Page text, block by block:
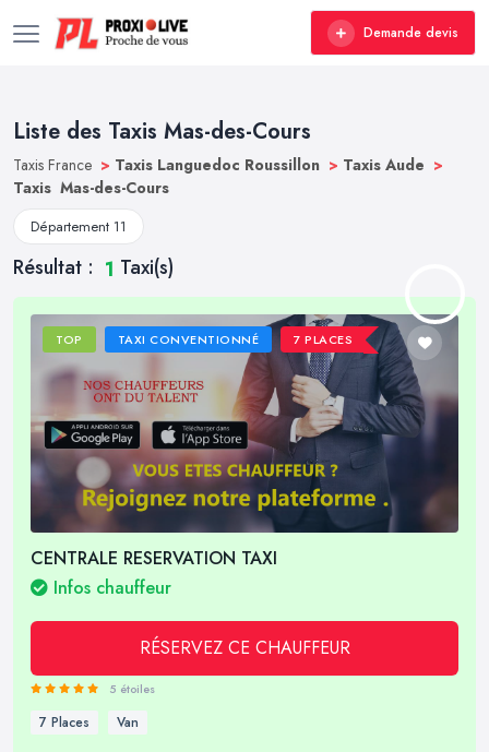
Demande devis
Liste des Taxis Mas-des-Cours
Taxis France > Taxis Languedoc Roussillon > Taxis Aude >
Taxis Mas-des-Cours
Département 11
Résultat : 1 Taxi(s)
TOP TAXI CONVENTIONNÉ 7 PLACES
CENTRALE RESERVATION TAXI
Infos chauffeur
RÉSERVEZ CE CHAUFFEUR
5 étoiles
7 Places Van